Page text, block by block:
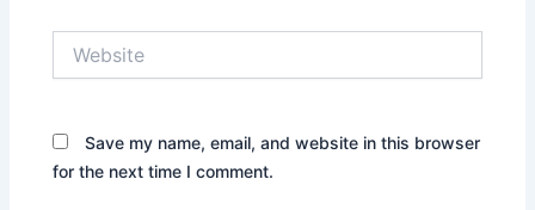
Save my name, email, and website in this browser
for the next time I comment.